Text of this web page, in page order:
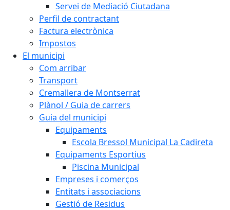
Servei de Mediació Ciutadana
Perfil de contractant
Factura electrònica
Impostos
El municipi
Com arribar
Transport
Cremallera de Montserrat
Plànol / Guia de carrers
Guia del municipi
Equipaments
Escola Bressol Municipal La Cadireta
Equipaments Esportius
Piscina Municipal
Empreses i comerços
Entitats i associacions
Gestió de Residus